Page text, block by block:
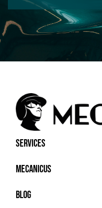
Services
ACHETER
VENDRE
SERVICES PREMIUM
Mecanicus
À PROPOS
HOUSE MECANICUS
Blog